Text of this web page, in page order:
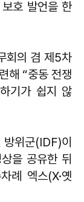
호 발언을 한
회의 겸 제5차
해 “중동 전쟁
기가 쉽지 않
위군(IDF)이
을 공유한 뒤
례 엑스(X·옛